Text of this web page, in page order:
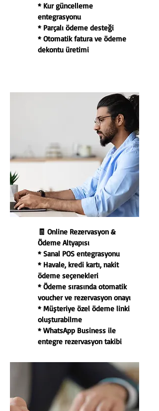
* Kur güncelleme
entegrasyonu
* Parçalı ödeme desteği
* Otomatik fatura ve ödeme
dekontu üretimi
🧾 Online Rezervasyon &
Ödeme Altyapısı
* Sanal POS entegrasyonu
* Havale, kredi kartı, nakit
ödeme seçenekleri
* Ödeme sırasında otomatik
voucher ve rezervasyon onayı
* Müşteriye özel ödeme linki
oluşturabilme
* WhatsApp Business ile
entegre rezervasyon takibi